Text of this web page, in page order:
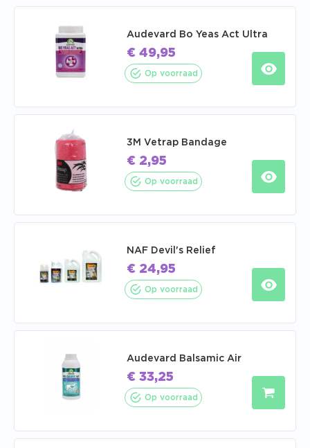
Audevard Bo Yeas Act Ultra
€ 49,95
Op voorraad
3M Vetrap Bandage
€ 2,95
Op voorraad
NAF Devil's Relief
€ 24,95
Op voorraad
Audevard Balsamic Air
€ 33,25
Op voorraad